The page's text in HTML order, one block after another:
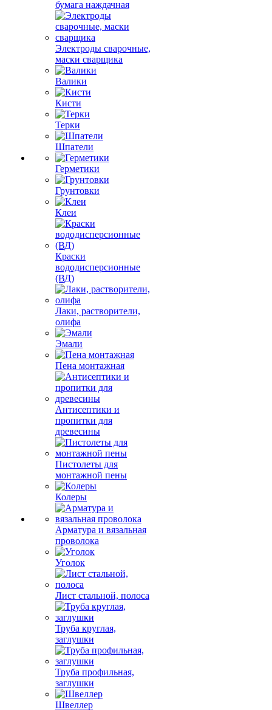
бумага наждачная
Электроды сварочные,
маски сварщика
Валики
Кисти
Терки
Шпатели
Герметики
Грунтовки
Клеи
Краски
вододисперсионные
(ВД)
Лаки, растворители,
олифа
Эмали
Пена монтажная
Антисептики и
пропитки для
древесины
Пистолеты для
монтажной пены
Колеры
Арматура и вязальная
проволока
Уголок
Лист стальной, полоса
Труба круглая,
заглушки
Труба профильная,
заглушки
Швеллер